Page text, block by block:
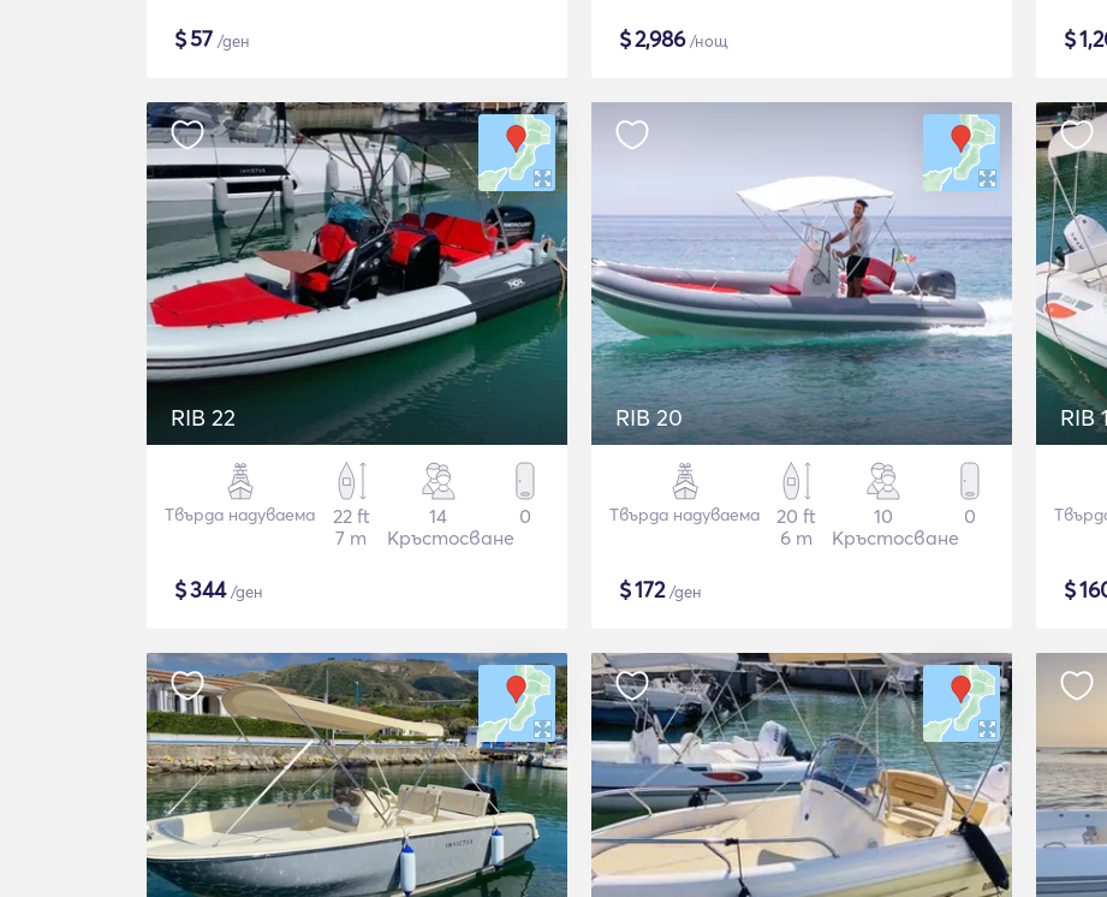
$57 /ден $2,986/нощ $
RIB 22
Твърда надуваема
22 ft
7 m
14
Кръстосване
0
$344/ден
RIB 20
Твърда надуваема
20 ft
6 m
10
Кръстосване
0
$172/ден
RIB
$